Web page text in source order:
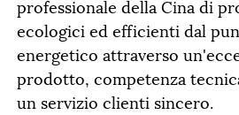
professionale della Cina di
ecologici ed efficienti dal
energetico attraverso
prodotto, competenza
un servizio clienti sincero.